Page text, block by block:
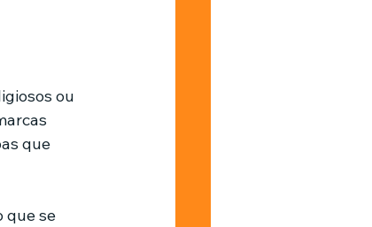
ou
que
que se